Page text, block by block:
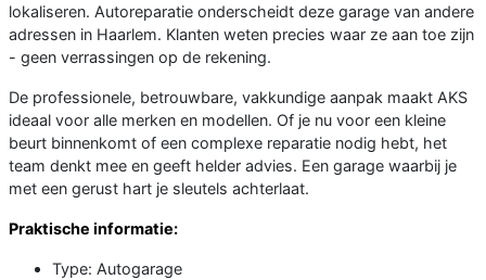
lokaliseren. Autoreparatie onderscheidt deze garage van andere
adressen in Haarlem. Klanten weten precies waar ze aan toe zijn
- geen verrassingen op de rekening.
De professionele, betrouwbare, vakkundige aanpak maakt AKS
ideaal voor alle merken en modellen. Of je nu voor een kleine
beurt binnenkomt of een complexe reparatie nodig hebt, het
team denkt mee en geeft helder advies. Een garage waarbij je
met een gerust hart je sleutels achterlaat.
Praktische informatie:
Type: Autogarage